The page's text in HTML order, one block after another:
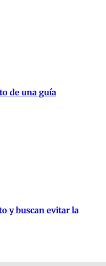
de una guía
y buscan evitar la